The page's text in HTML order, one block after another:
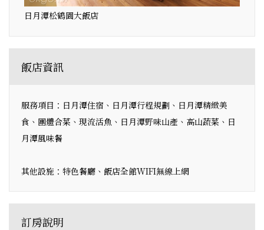
日月潭松鶴園大飯店
飯店資訊
服務項目：日月潭住宿、日月潭行程規劃、日月潭精緻美
食、團體合菜、現流活魚、日月潭野味山產、高山蔬菜、日
月潭風味餐
其他設施：特色餐廳、飯店全館WIFI無線上網
訂房說明